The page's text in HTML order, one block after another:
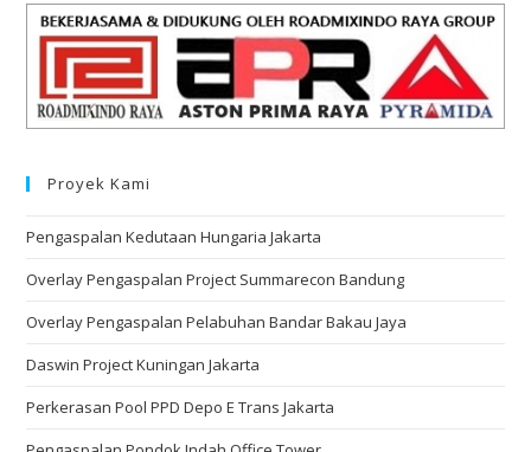
Proyek Kami
Pengaspalan Kedutaan Hungaria Jakarta
Overlay Pengaspalan Project Summarecon Bandung
Overlay Pengaspalan Pelabuhan Bandar Bakau Jaya
Daswin Project Kuningan Jakarta
Perkerasan Pool PPD Depo E Trans Jakarta